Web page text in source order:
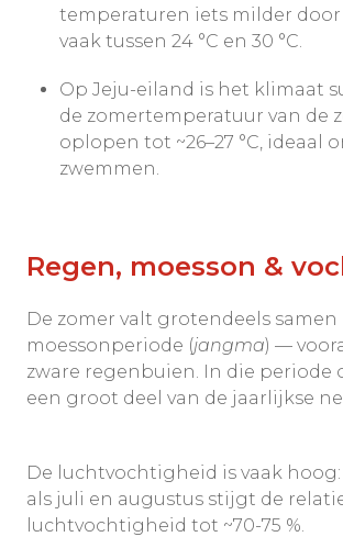
temperaturen iets milder door
vaak tussen 24 °C en 30 °C.
Op Jeju-eiland is het klimaat
de zomertemperatuur van de
oplopen tot ~26–27 °C, ideaal
zwemmen.
Regen, moesson &
De zomer valt grotendeels samen
moessonperiode (jangma) —
zware regenbuien. In die periode
een groot deel van de jaarlijkse
De luchtvochtigheid is vaak
als juli en augustus stijgt de
luchtvochtigheid tot ~70-75 %.